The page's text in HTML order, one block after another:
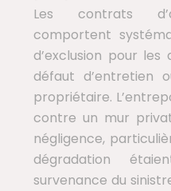
Les contrats
comportent
d’exclusion pour
défaut d’entretien
propriétaire.
contre un mur
négligence,
dégradation
survenance du